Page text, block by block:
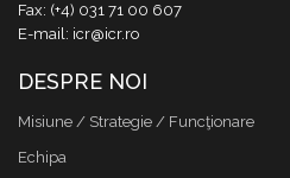
Fax: (+4) 031 71 00 607
E-mail: icr@icr.ro
DESPRE NOI
Misiune / Strategie / Funcţionare
Echipa